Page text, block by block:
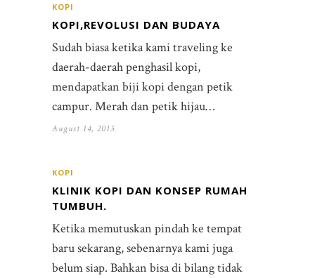
KOPI
KOPI,REVOLUSI DAN BUDAYA
Sudah biasa ketika kami traveling ke
daerah-daerah penghasil kopi,
mendapatkan biji kopi dengan petik
campur. Merah dan petik hijau…
August 14, 2015
KOPI
KLINIK KOPI DAN KONSEP RUMAH
TUMBUH.
Ketika memutuskan pindah ke tempat
baru sekarang, sebenarnya kami juga
belum siap. Bahkan bisa di bilang tidak